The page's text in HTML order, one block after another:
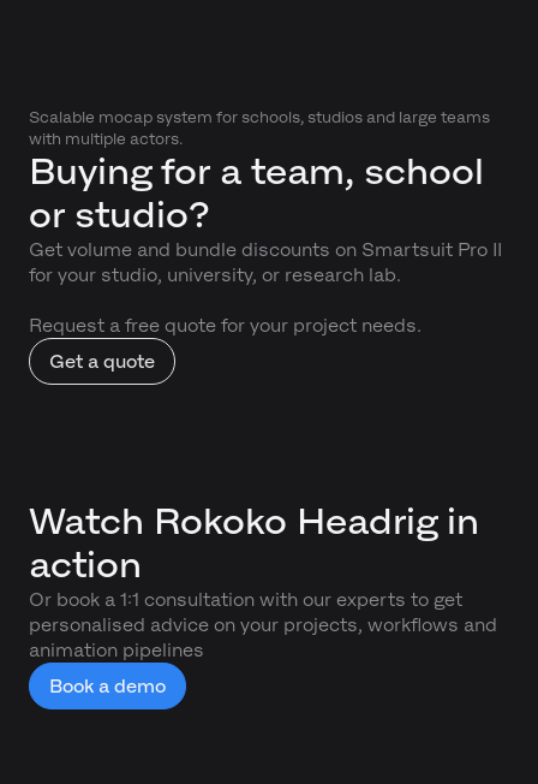
Scalable mocap system for schools, studios and large teams
with multiple actors.
Buying for a team, school
or studio?
Get volume and bundle discounts on Smartsuit Pro II
for your studio, university, or research lab.
Request a free quote for your project needs.
Get a quote
Watch Rokoko Headrig in
action
Or book a 1:1 consultation with our experts to get
personalised advice on your projects, workflows and
animation pipelines
Book a demo